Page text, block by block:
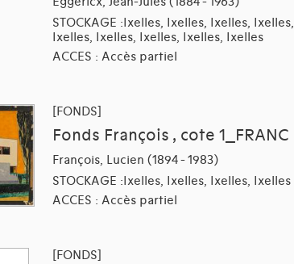
STOCKAGE :Ixelles, Ixelles, Ixelles, Ixelles,
Ixelles, Ixelles, Ixelles, Ixelles, Ixelles
ACCES : Accès partiel
[FONDS]
Fonds François , cote 1_FRANC
François, Lucien (1894 - 1983)
STOCKAGE :Ixelles, Ixelles, Ixelles, Ixelles
ACCES : Accès partiel
[FONDS]